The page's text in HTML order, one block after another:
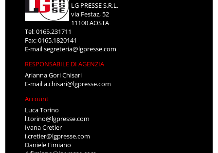
LG PRESSE S.R.L.
via Festaz, 52
11100 AOSTA
Tel: 0165.231711
Fax: 0165.1820141
E-mailsegreteria@lgpresse.com
RESPONSABILE DI AGENZIA
Arianna Gori Chisari
E-maila.chisari@lgpresse.com
Account
Luca Torino
l.torino@lgpresse.com
Ivana Cretier
i.cretier@lgpresse.com
Daniele Fimiano